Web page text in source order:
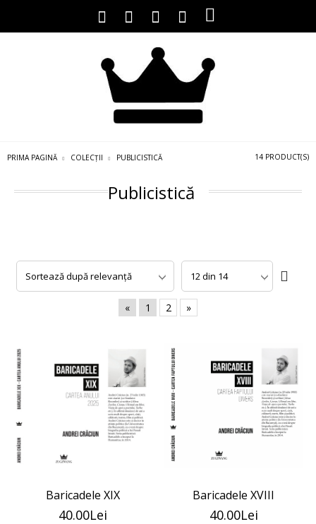
PRIMA PAGINĂ COLECȚII PUBLICISTICĂ 14 PRODUCT(S)
Publicistică
« 1 2 »
Baricadele XIX
40.00Lei
Baricadele XVIII
40.00Lei